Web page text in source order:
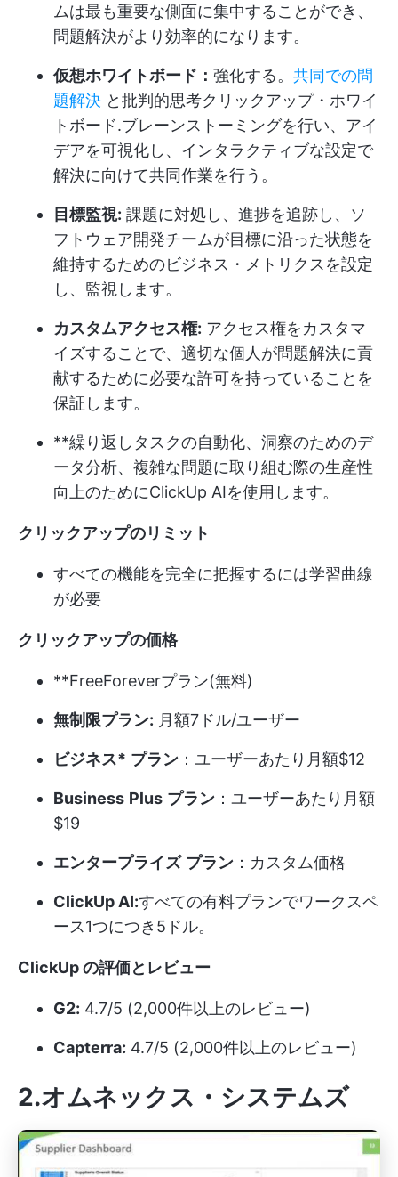
ムは最も重要な側面に集中することができ、
問題解決がより効率的になります。
仮想ホワイトボード： 強化する。 共同での問
題解決 と批判的思考クリックアップ・ホワイ
トボード.ブレーンストーミングを行い、アイ
デアを可視化し、インタラクティブな設定で
解決に向けて共同作業を行う。
目標監視: 課題に対処し、進捗を追跡し、ソ
フトウェア開発チームが目標に沿った状態を
維持するためのビジネス・メトリクスを設定
し、監視します。
カスタムアクセス権: アクセス権をカスタマ
イズすることで、適切な個人が問題解決に貢
献するために必要な許可を持っていることを
保証します。
**繰り返しタスクの自動化、洞察のためのデ
ータ分析、複雑な問題に取り組む際の生産性
向上のためにClickUp AIを使用します。
クリックアップのリミット
すべての機能を完全に把握するには学習曲線
が必要
クリックアップの価格
**FreeForeverプラン(無料)
無制限プラン: 月額7ドル/ユーザー
ビジネス* プラン ：ユーザーあたり月額$12
Business Plus プラン ：ユーザーあたり月額
$19
エンタープライズ プラン ：カスタム価格
ClickUp AI:すべての有料プランでワークスペ
ース1つにつき5ドル。
ClickUp の評価とレビュー
G2: 4.7/5 (2,000件以上のレビュー)
Capterra: 4.7/5 (2,000件以上のレビュー)
2.オムネックス・システムズ